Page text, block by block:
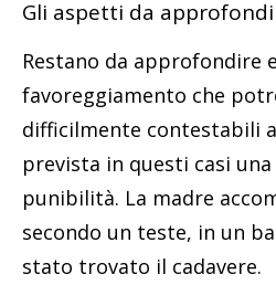
Gli aspetti da
Restano da approfondire
favoreggiamento che
difficilmente contestabili
prevista in questi casi
punibilità. La madre
secondo un teste, in un
stato trovato il cadavere.